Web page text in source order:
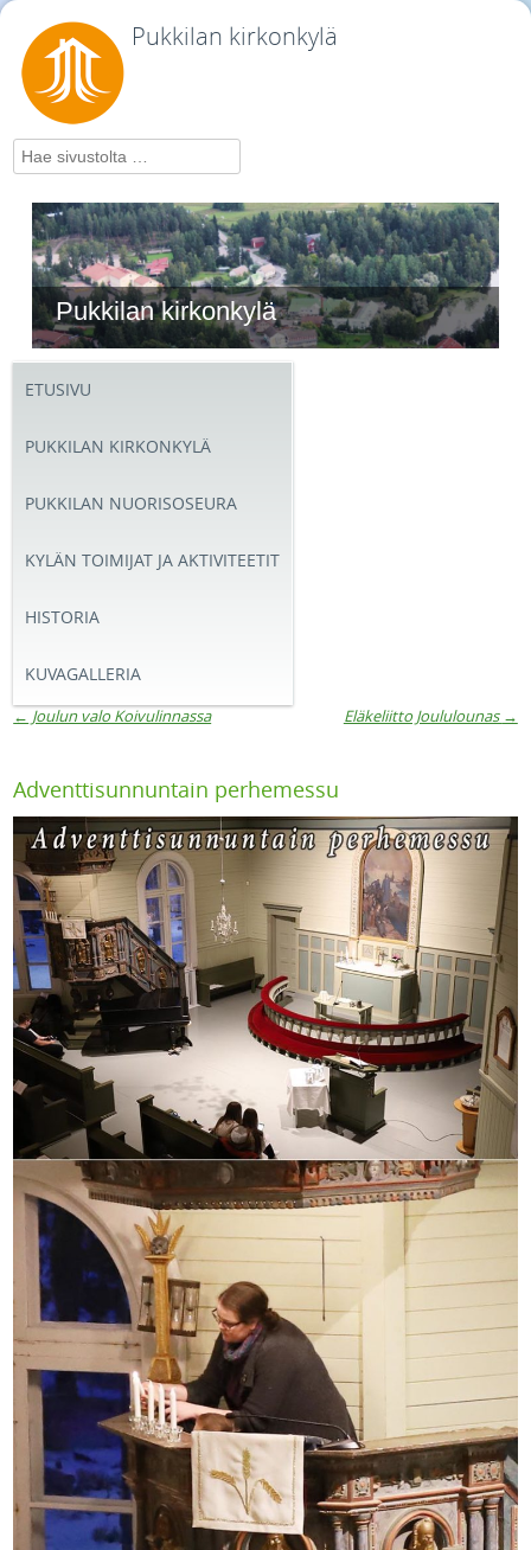
Pukkilan kirkonkylä
Hae
Pukkilan kirkonkylä
ETUSIVU
PUKKILAN KIRKONKYLÄ
PUKKILAN NUORISOSEURA
KYLÄN TOIMIJAT JA AKTIVITEETIT
HISTORIA
KUVAGALLERIA
← Joulun valo Koivulinnassa Eläkeliitto Joululounas →
Adventtisunnuntain perhemessu